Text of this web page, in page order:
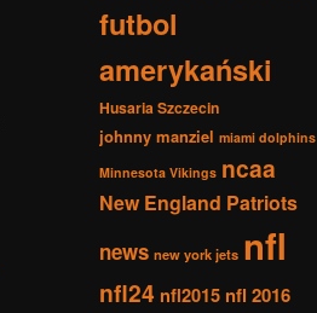
futbol
amerykański
Husaria Szczecin
johnny manziel miami dolphins
Minnesota Vikings ncaa
New England Patriots
news new york jets nfl
nfl24 nfl2015 nfl 2016